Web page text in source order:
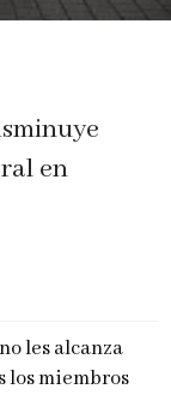
en
les alcanza
los miembros